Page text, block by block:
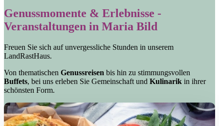
Genussmomente & Erlebnisse -
Veranstaltungen in Maria Bild
Freuen Sie sich auf unvergessliche Stunden in unserem
LandRastHaus.
Von thematischen Genussreisen bis hin zu stimmungsvollen
Buffets, bei uns erleben Sie Gemeinschaft und Kulinarik in ihrer
schönsten Form.